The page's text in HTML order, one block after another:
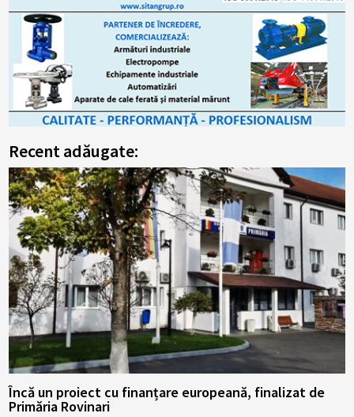
Recent adăugate:
Încă un proiect cu finanțare europeană, finalizat de
Primăria Rovinari